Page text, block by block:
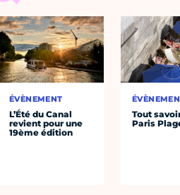
ÉVÈNEMENT
L’Été du Canal
revient pour une
19ème édition
Tout
Paris